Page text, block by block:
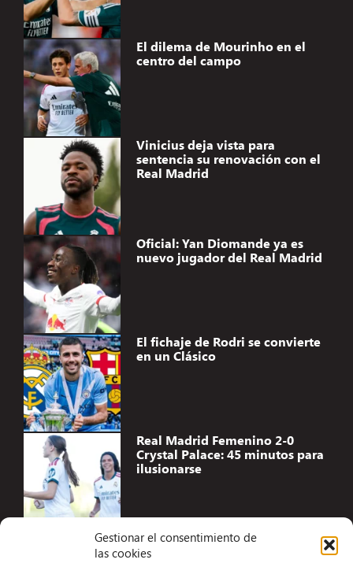
Gestionar el consentimiento de
las cookies
El dilema de Mourinho en el
centro del campo
Vinicius deja vista para
sentencia su renovación con el
Real Madrid
Oficial: Yan Diomande ya es
nuevo jugador del Real Madrid
El fichaje de Rodri se convierte
en un Clásico
Real Madrid Femenino 2-0
Crystal Palace: 45 minutos para
ilusionarse